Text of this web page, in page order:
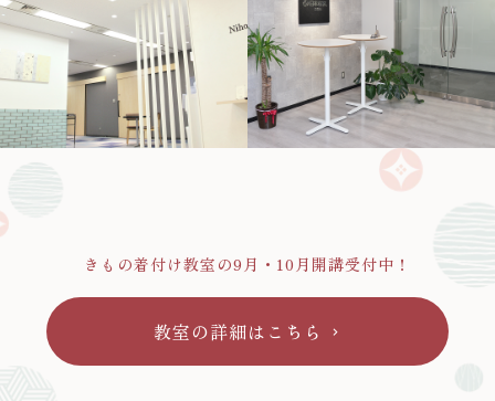
きもの着付け教室の9月・10月開講受付中！
教室の詳細はこちら chevron_right